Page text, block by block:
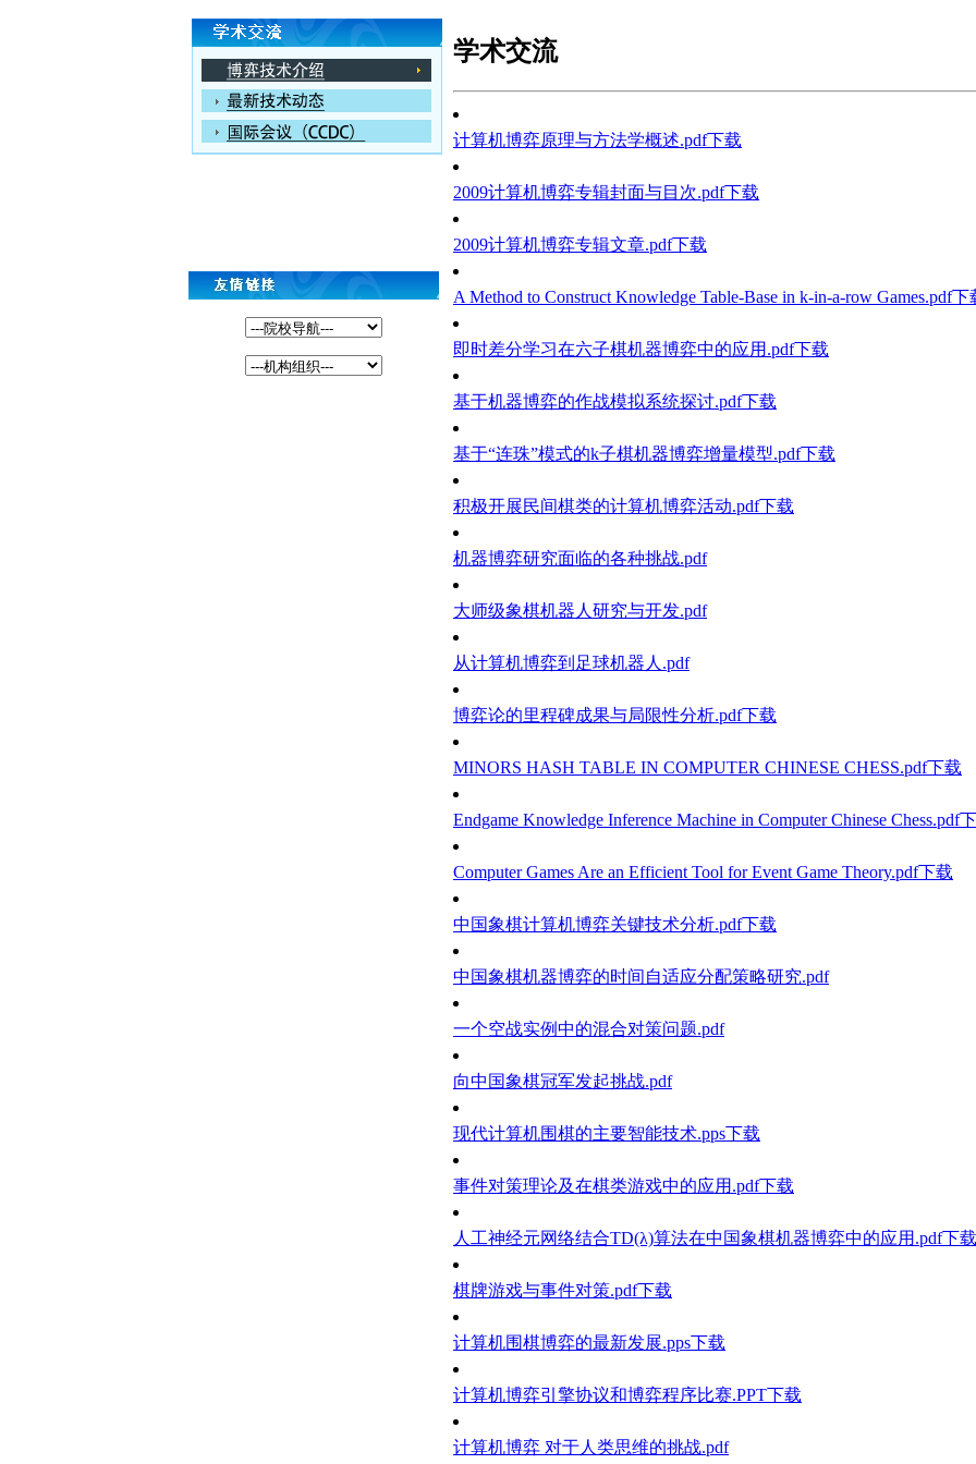
学术交流
计算机博弈原理与方法学概述.pdf下载
2009计算机博弈专辑封面与目次.pdf下载
2009计算机博弈专辑文章.pdf下载
A Method to Construct Knowledge Table-Base in k-in-a-row Games.pdf下
即时差分学习在六子棋机器博弈中的应用.pdf下载
基于机器博弈的作战模拟系统探讨.pdf下载
基于“连珠”模式的k子棋机器博弈增量模型.pdf下载
积极开展民间棋类的计算机博弈活动.pdf下载
机器博弈研究面临的各种挑战.pdf
大师级象棋机器人研究与开发.pdf
从计算机博弈到足球机器人.pdf
博弈论的里程碑成果与局限性分析.pdf下载
MINORS HASH TABLE IN COMPUTER CHINESE CHESS.pdf下载
Endgame Knowledge Inference Machine in Computer Chinese Chess.pdf
Computer Games Are an Efficient Tool for Event Game Theory.pdf下载
中国象棋计算机博弈关键技术分析.pdf下载
中国象棋机器博弈的时间自适应分配策略研究.pdf
一个空战实例中的混合对策问题.pdf
向中国象棋冠军发起挑战.pdf
现代计算机围棋的主要智能技术.pps下载
事件对策理论及在棋类游戏中的应用.pdf下载
人工神经元网络结合TD(λ)算法在中国象棋机器博弈中的应用.pdf下载
棋牌游戏与事件对策.pdf下载
计算机围棋博弈的最新发展.pps下载
计算机博弈引擎协议和博弈程序比赛.PPT下载
计算机博弈 对于人类思维的挑战.pdf